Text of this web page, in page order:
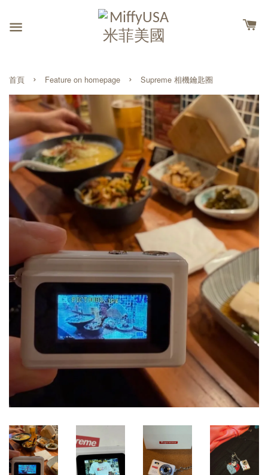
首頁 › Feature on homepage › Supreme 相機鑰匙圈